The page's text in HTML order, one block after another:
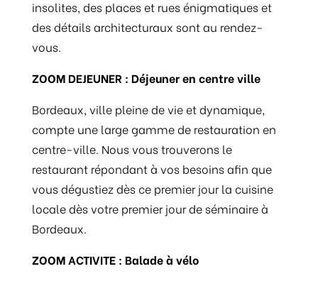
insolites, des places et rues énigmatiques et
des détails architecturaux sont au rendez-
vous.
ZOOM DEJEUNER : Déjeuner en centre ville
Bordeaux, ville pleine de vie et dynamique,
compte une large gamme de restauration en
centre-ville. Nous vous trouverons le
restaurant répondant à vos besoins afin que
vous dégustiez dès ce premier jour la cuisine
locale dès votre premier jour de séminaire à
Bordeaux.
ZOOM ACTIVITE : Balade à vélo